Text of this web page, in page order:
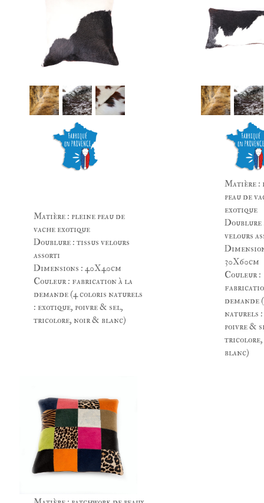
Matière : pleine peau de
vache exotique
Doublure : tissus velours
assorti
Dimensions : 40X40cm
Couleur : fabrication à la
demande (4 coloris naturels
: exotique, poivre & sel,
tricolore, noir & blanc)
Matière :
peau de
exotique
Doublure
velours
30X60cm
Couleur :
demande
naturels :
poivre &
blanc)